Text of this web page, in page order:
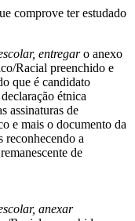
comprove ter estudado
entregaro anexo
Racial preenchido e
que é candidato
étnica
assinaturas de
e mais o documento da
reconhecendo a
de
anexar